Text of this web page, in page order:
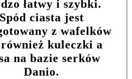
łatwy i szybki.
Spód ciasta jest
z wafelków
kuleczki a
na bazie serków
Danio.